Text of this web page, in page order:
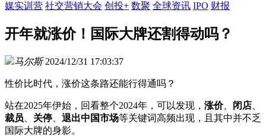
媒实训营 社交营销大会 创投+ 数聚 全球资讯 IPO 财报
开年就涨价！国际大牌还割得动吗？
马尔斯 2024/12/31 17:03:37
性价比时代，涨价这条路还能行得通吗？
站在2025年伊始，回看整个2024年，可以发现， 涨价、 闭店
裁员
关停 退出中国市场等关键词高频出现，且其中并不乏
国际大牌的身影。